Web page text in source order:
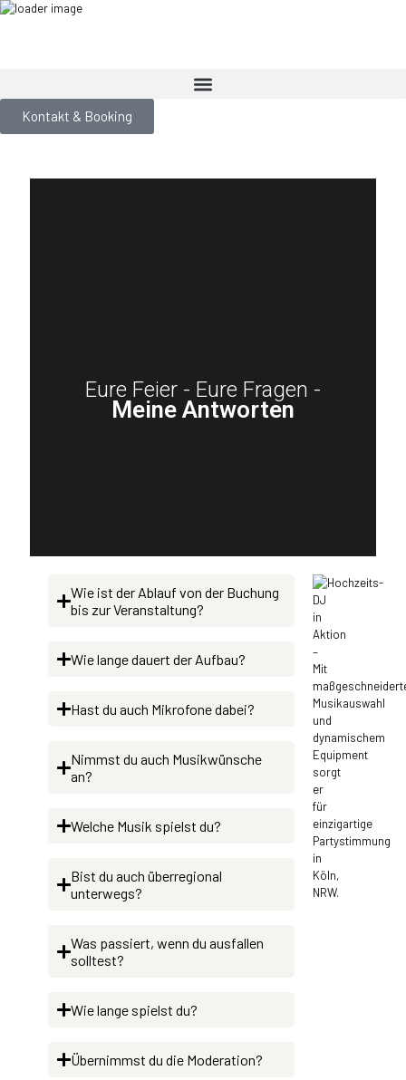
Kontakt & Booking
Eure Feier - Eure Fragen -
Meine Antworten
Wie ist der Ablauf von der Buchung
bis zur Veranstaltung?
Wie lange dauert der Aufbau?
Hast du auch Mikrofone dabei?
Nimmst du auch Musikwünsche
an?
Welche Musik spielst du?
Bist du auch überregional
unterwegs?
Was passiert, wenn du ausfallen
solltest?
Wie lange spielst du?
Übernimmst du die Moderation?